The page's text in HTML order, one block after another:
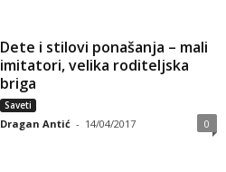
Dete i stilovi ponašanja – mali
imitatori, velika roditeljska
briga
Saveti
Dragan Antić - 14/04/2017 0